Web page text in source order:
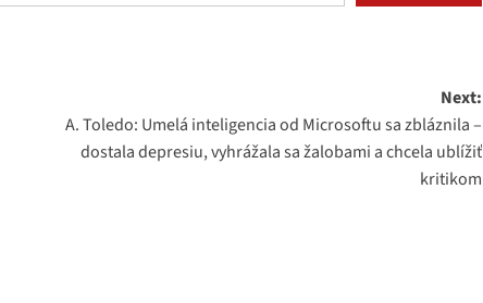
Next:
A. Toledo: Umelá inteligencia od Microsoftu sa zbláznila –
dostala depresiu, vyhrážala sa žalobami a chcela ublížiť
kritikom